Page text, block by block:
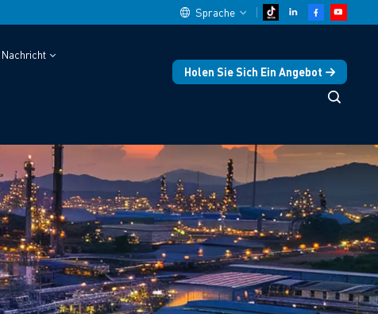
Sprache
English
español
Deutsch
العربية
русский
français
Nachricht
Holen Sie Sich Ein Angebot